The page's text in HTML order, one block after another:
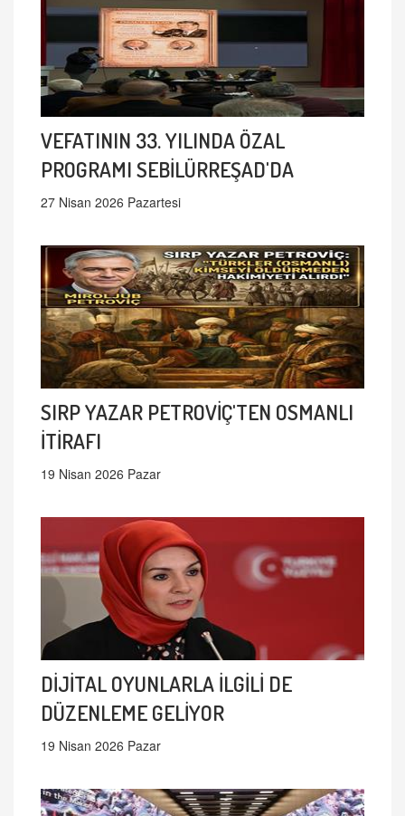
VEFATININ 33. YILINDA ÖZAL
PROGRAMI SEBİLÜRREŞAD'DA
27 Nisan 2026 Pazartesi
SIRP YAZAR PETROVİÇ'TEN OSMANLI
İTİRAFI
19 Nisan 2026 Pazar
DİJİTAL OYUNLARLA İLGİLİ DE
DÜZENLEME GELİYOR
19 Nisan 2026 Pazar